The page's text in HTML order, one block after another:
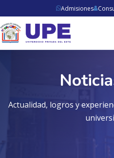
Admisiones
Actualidad, logros y